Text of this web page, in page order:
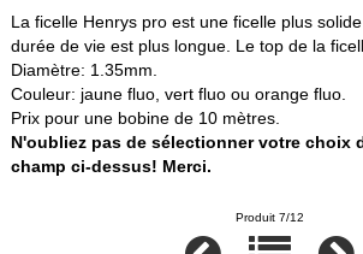
La ficelle Henrys pro est une ficelle plus
durée de vie est plus longue. Le top de la
Diamètre: 1.35mm.
Couleur: jaune fluo, vert fluo ou orange fluo.
Prix pour une bobine de 10 mètres.
N'oubliez pas de sélectionner votre choix
champ ci-dessus! Merci.
Produit 7/12